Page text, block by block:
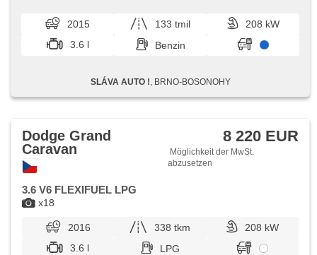
per Taste, Wegfahrsperre, isofix, höheneinstellbare Sitze,
Positionssitze, Nebelscheinwerfer, AUX, Autoradio,
Außenthermometer, Klimaablage, Teilbare Rücksitzbank,
zadní loketní opěrka, Heckscheibenwischer, Getönte
třetí řada sedadel
2015 133 tmil
208 kW
3.6 l
Benzin
SLÁVA AUTO ! , BRNO-BOSONOHY
x18
Dodge Grand
Caravan
8 220 EUR
Möglichkeit der MwSt.
abzusetzen
3.6 V6 FLEXIFUEL LPG
2016 338 tkm
208 kW
3.6 l
LPG